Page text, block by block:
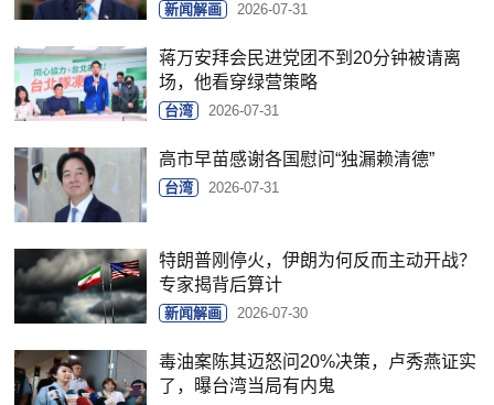
新闻解画 2026-07-31
蒋万安拜会民进党团不到20分钟被请离
场，他看穿绿营策略
台湾 2026-07-31
高市早苗感谢各国慰问“独漏赖清德”
台湾 2026-07-31
特朗普刚停火，伊朗为何反而主动开战？
专家揭背后算计
新闻解画 2026-07-30
毒油案陈其迈怒问20%决策，卢秀燕证实
了，曝台湾当局有内鬼